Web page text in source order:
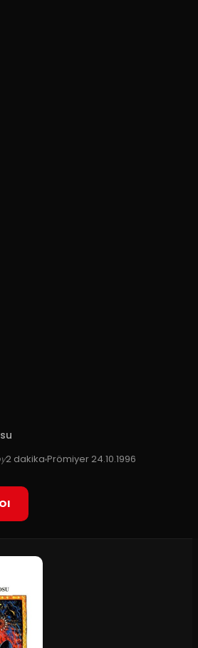
2 dakikaPrömiyer 24.10.1996